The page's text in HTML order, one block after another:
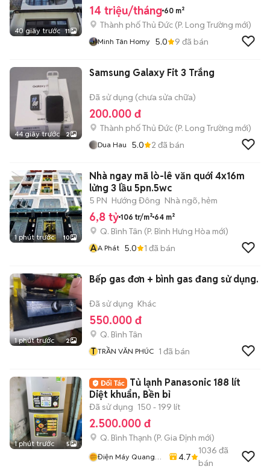
40 giây trước 11
14 triệu/tháng 60 m²
Thành phố Thủ Đức (P. Long Trường mới)
Minh Tân Homy 5.0 9 đã bán
44 giây trước 2
Samsung Galaxy Fit 3 Trắng
Đã sử dụng (chưa sửa chữa)
200.000 đ
Thành phố Thủ Đức (P. Long Trường mới)
Dua Hau 5.0 2 đã bán
1 phút trước 10
Nhà ngay mã lò-lê văn quới 4x16m
lửng 3 lầu 5pn.5wc
5 PN Hướng Đông Nhà ngõ, hẻm
6,8 tỷ 106 tr/m² 64 m²
Q. Bình Tân (P. Bình Hưng Hòa mới)
AA Phát 5.0 1 đã bán
1 phút trước 2
Bếp gas đơn + bình gas đang sử dụng.
Đã sử dụng Khác
550.000 đ
Q. Bình Tân
T TRẦN VĂN PHÚC 1 đã bán
1 phút trước 5
Tủ lạnh Panasonic 188 lít
Diệt khuẩn, Bền bỉ
Đã sử dụng 150 - 199 lít
2.500.000 đ
Q. Bình Thạnh (P. Gia Định mới)
Điện Máy Quang
4.7
1036 đã
bán